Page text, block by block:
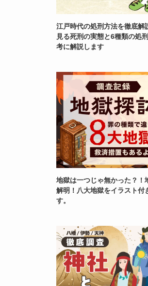
江戸時代の処刑方法を徹底解
見る死刑の実態と6種類の処
考に解説します
地獄は一つじゃ無かった？！
解明！八大地獄をイラスト付
す。